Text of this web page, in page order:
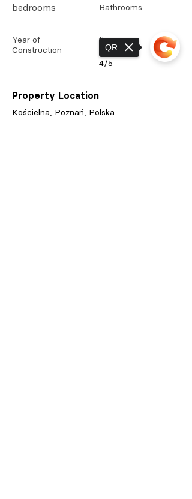
bedrooms
Year of
Construction
Bathrooms
floors
4/5
Property Location
Kościelna, Poznań, Polska
QR